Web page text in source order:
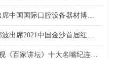
10月19日，马未都出席中国国际口腔设备器材博览会
9月8日，知名学者郦波出席2021中国金沙首届红高粱节品质生态论坛
2021年7月25日，央视《百家讲坛》十大名嘴纪连海先生出席“融创名家讲堂 荣誉班主任”授任仪式